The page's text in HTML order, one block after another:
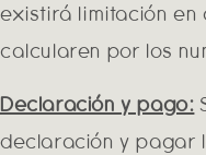
existirá limitación en
calcularen por los
Declaración y pago:
declaración y pagar